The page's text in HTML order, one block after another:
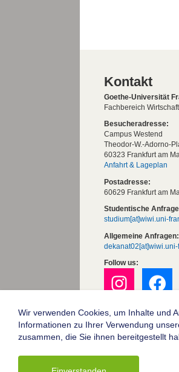
Kontakt
Goethe-Universität
Fachbereich
Besucheradresse:
Campus Westend
Theodor-W.-Adorno-
60323 Frankfurt am
Anfahrt & Lageplan
Postadresse:
60629 Frankfurt am
Studentische
studium[at]wiwi.uni-
Allgemeine Anfragen:
Follow us:
Die Goethe-
Impressum
Wir verwenden Cookies, um Inhalte und
Informationen zu Ihrer Verwendung
zusammen, die Sie ihnen bereitgestellt